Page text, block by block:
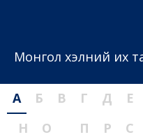
Монгол хэлний их
А Б В Г Д Е
Н
О П Р С